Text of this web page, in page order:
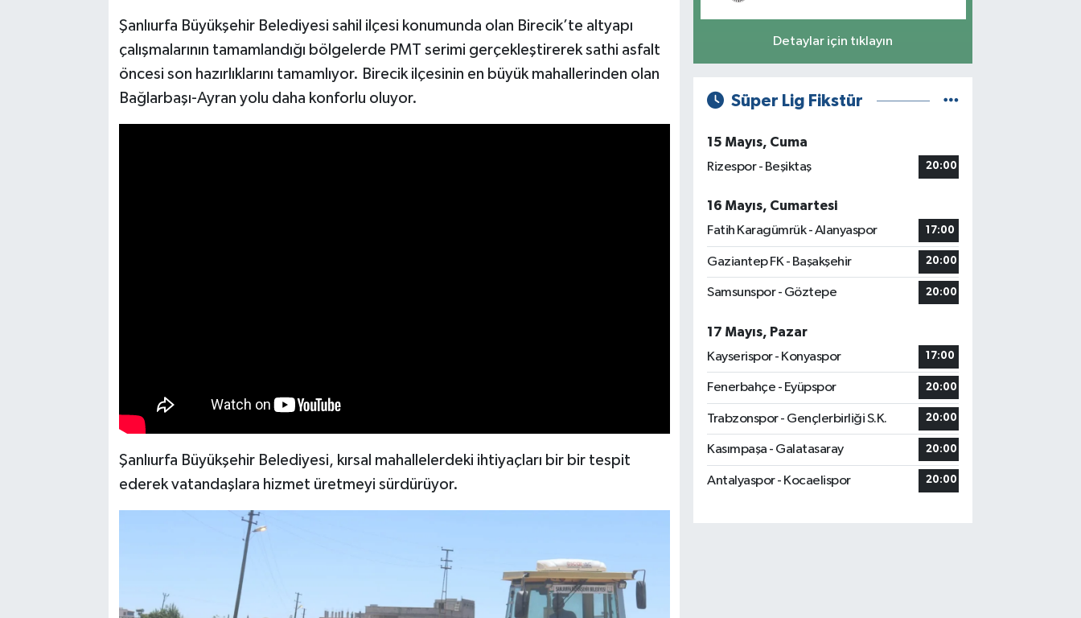
Şanlıurfa Büyükşehir Belediyesi sahil ilçesi konumunda olan Birecik’te altyapı
çalışmalarının tamamlandığı bölgelerde PMT serimi gerçekleştirerek sathi asfalt
öncesi son hazırlıklarını tamamlıyor. Birecik ilçesinin en büyük mahallerinden olan
Bağlarbaşı-Ayran yolu daha konforlu oluyor.
Şanlıurfa Büyükşehir Belediyesi, kırsal mahallelerdeki ihtiyaçları bir bir tespit
ederek vatandaşlara hizmet üretmeyi sürdürüyor.
Detaylar için tıklayın
Süper Lig Fikstür
15 Mayıs, Cuma
Rizespor - Beşiktaş
20:00
16 Mayıs, Cumartesi
Fatih Karagümrük - Alanyaspor
17:00
Gaziantep FK - Başakşehir 20:00
Samsunspor - Göztepe 20:00
17 Mayıs, Pazar
Kayserispor - Konyaspor
17:00
Fenerbahçe - Eyüpspor 20:00
Trabzonspor - Gençlerbirliği S.K. 20:00
Kasımpaşa - Galatasaray 20:00
Antalyaspor - Kocaelispor 20:00